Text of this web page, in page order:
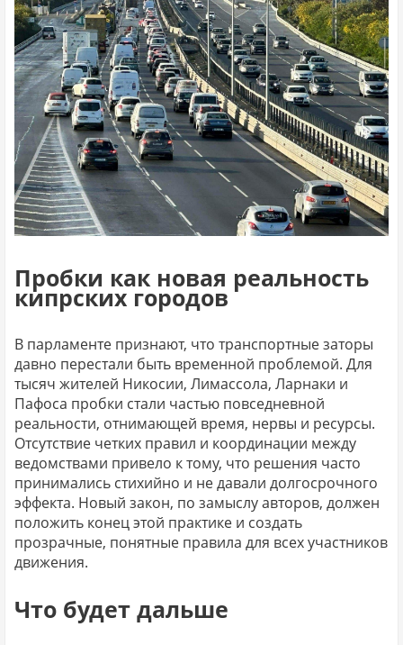
Пробки как новая реальность
кипрских городов
В парламенте признают, что транспортные заторы
давно перестали быть временной проблемой. Для
тысяч жителей Никосии, Лимассола, Ларнаки и
Пафоса пробки стали частью повседневной
реальности, отнимающей время, нервы и ресурсы.
Отсутствие четких правил и координации между
ведомствами привело к тому, что решения часто
принимались стихийно и не давали долгосрочного
эффекта. Новый закон, по замыслу авторов, должен
положить конец этой практике и создать
прозрачные, понятные правила для всех участников
движения.
Что будет дальше